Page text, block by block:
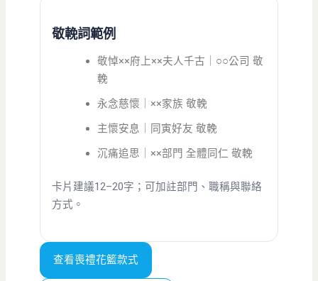
敬輓詞範例
敬悼××府上××夫人千古｜○○公司 敬
輓
永念慈懷｜××家族 敬輓
主懷安息｜同寅好友 敬輓
沉痛追思｜××部門 全體同仁 敬輓
卡片建議12–20字；可加註部門、職稱與聯絡
方式。
查看喪禮花籃款式